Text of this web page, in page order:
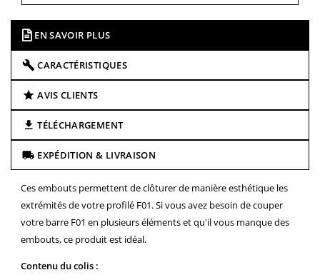
EN SAVOIR PLUS
CARACTÉRISTIQUES
AVIS CLIENTS
TÉLÉCHARGEMENT
EXPÉDITION & LIVRAISON
Ces embouts permettent de clôturer de manière esthétique les
extrémités de votre profilé F01.Si vous avez besoin de couper
votre barre F01 en plusieurs éléments et qu'il vous manque des
embouts, ce produit est idéal.
Contenu du colis :